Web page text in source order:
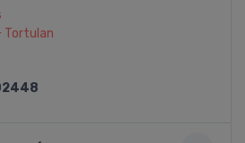
Tortulan